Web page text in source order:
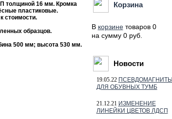
толщиной 16 мм. Кромка
пластиковые.
стоимости.
образцов.
500 мм; высота 530 мм.
Корзина
В корзинетоваров 0
на сумму 0 руб.
Новости
19.05.22 ПСЕВДОМАГНИТЫ
ДЛЯ ОБУВНЫХ ТУМБ
21.12.21 ИЗМЕНЕНИЕ
ЛИНЕЙКИ ЦВЕТОВ ЛДСП